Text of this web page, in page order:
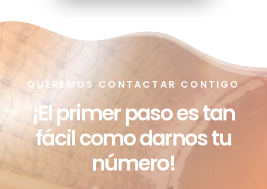
QUEREMOS CONTACTAR CONTIGO
¡El primer paso es tan
fácil como darnos tu